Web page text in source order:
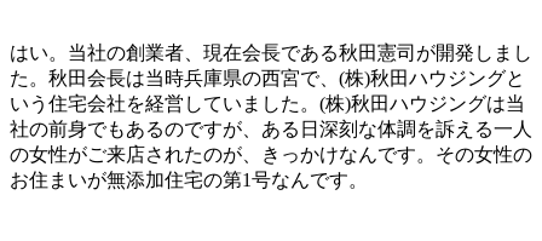
はい。当社の創業者、現在会長である秋田憲司が開発しまし
た。秋田会長は当時兵庫県の西宮で、(株)秋田ハウジングと
いう住宅会社を経営していました。(株)秋田ハウジングは当
社の前身でもあるのですが、ある日深刻な体調を訴える一人
の女性がご来店されたのが、きっかけなんです。その女性の
お住まいが無添加住宅の第1号なんです。